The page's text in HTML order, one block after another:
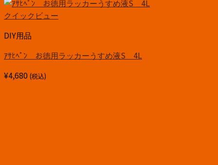
クイックビュー
DIY用品
ｱｻﾋﾍﾟﾝ お徳用ラッカーうすめ液S 4L
¥4,680 (税込)